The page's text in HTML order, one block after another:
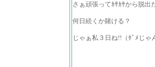
さぁ頑張ってｶｻｶｻから脱出
何日続くか賭ける？
じゃぁ私３日ね!!（ﾀﾞﾒじゃ